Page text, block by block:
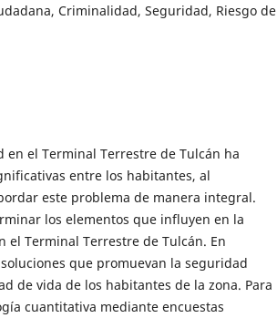
Criminalidad, Seguridad, Riesgo de
en el Terminal Terrestre de Tulcán ha
entre los habitantes, al
este problema de manera integral.
los elementos que influyen en la
el Terminal Terrestre de Tulcán. En
que promuevan la seguridad
de vida de los habitantes de la zona. Para
cuantitativa mediante encuestas